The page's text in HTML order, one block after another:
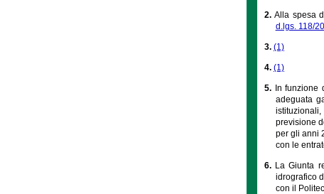
2.Alla spesa
d.lgs. 118/
3. (1)
4. (1)
5. In
adeguata
previsione
per gli anni
con le
6. La Giunta
idrografico
con il